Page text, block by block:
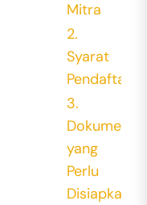
Mitra
2.
Syarat
Pendaftaran
3.
Dokumen
yang
Perlu
Disiapkan